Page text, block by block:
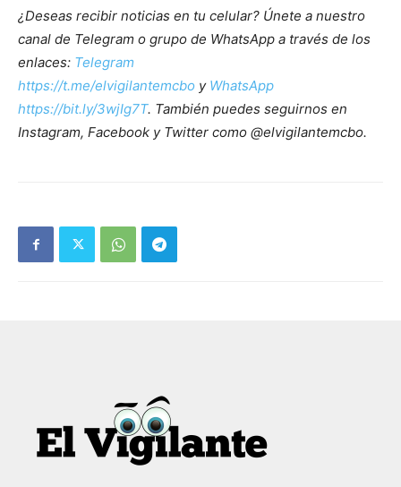
¿Deseas recibir noticias en tu celular? Únete a nuestro
canal de Telegram o grupo de WhatsApp a través de los
enlaces: Telegram
https://t.me/elvigilantemcbo y WhatsApp
https://bit.ly/3wjIg7T. También puedes seguirnos en
Instagram, Facebook y Twitter como @elvigilantemcbo.